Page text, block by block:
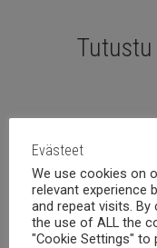
Evästeet
We use cookies on
relevant experience
and repeat visits. By
the use of ALL the
"Cookie Settings" to